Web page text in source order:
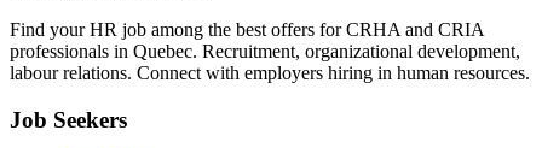
Find your HR job among the best offers for CRHA and CRIA
professionals in Quebec. Recruitment, organizational development,
labour relations. Connect with employers hiring in human resources.
Job Seekers